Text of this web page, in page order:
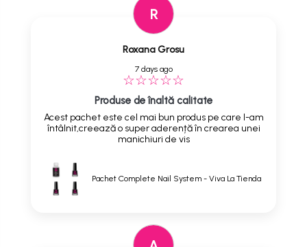
R
Roxana Grosu
7 days ago
Produse de înaltă calitate
Acest pachet este cel mai bun produs pe care l-am
întâlnit,creează o super aderență în crearea unei
manichiuri de vis
Pachet Complete Nail System - Viva La Tienda